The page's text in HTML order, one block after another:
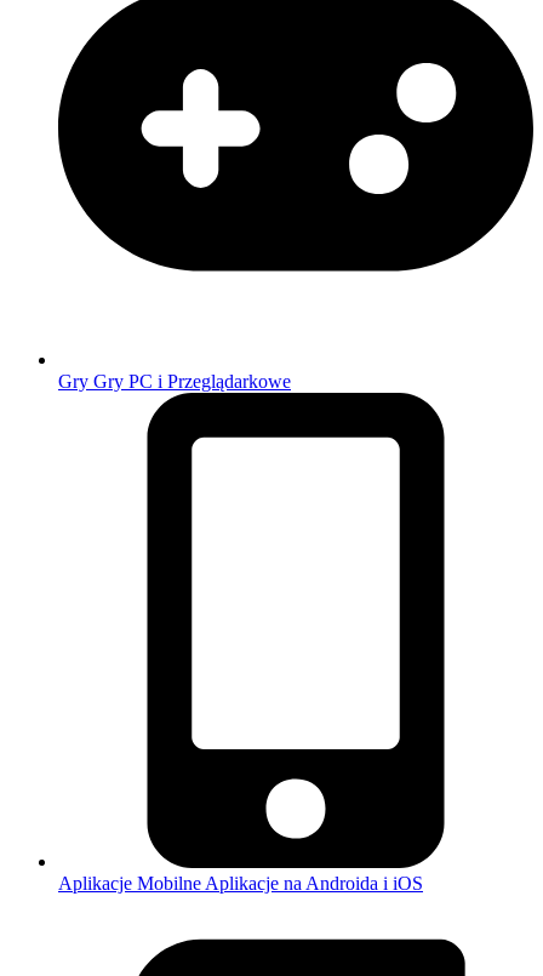
Gry Gry PC i Przeglądarkowe
Aplikacje Mobilne Aplikacje na Androida i iOS